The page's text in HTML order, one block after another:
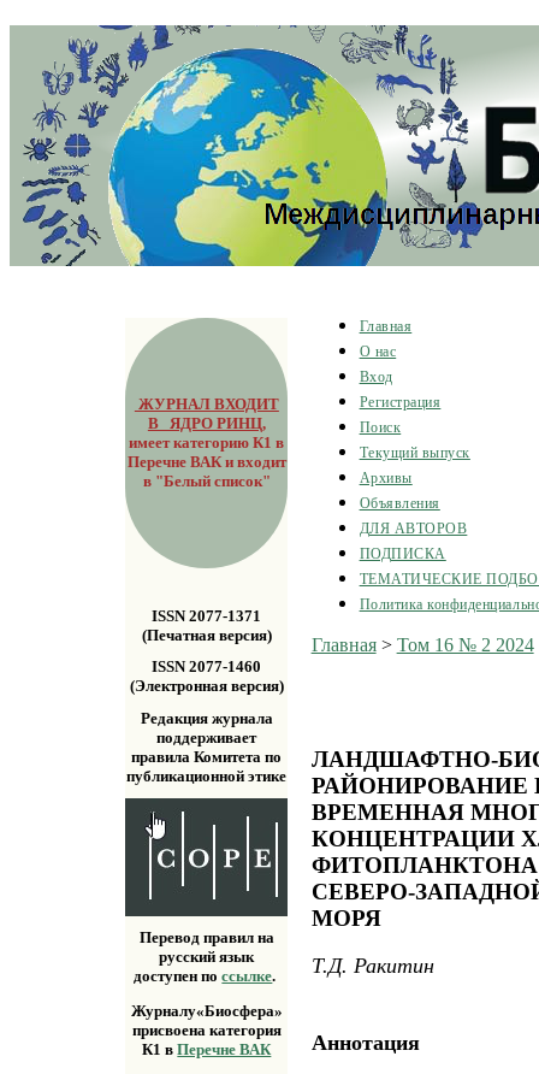
ЖУРНАЛ ВХОДИТ
В ЯДРО РИНЦ,
имеет категорию К1 в
Перечне ВАК и входит
в "Белый список"
ISSN 2077-1371
(Печатная версия)
ISSN 2077-1460
(Электронная версия)
Редакция журнала
поддерживает
правила Комитета по
публикационной этике
Перевод правил на
русский язык
доступен поссылке.
Журналу«Биосфера»
присвоена категория
К1 вПеречне ВАК
Главная
О нас
Вход
Регистрация
Поиск
Текущий выпуск
Архивы
Объявления
ДЛЯ АВТОРОВ
ПОДПИСКА
ТЕМАТИЧЕСКИЕ
Политика
Главная> Том 16 № 2 2024
ЛАНДШАФТНО-
РАЙОНИРОВАНИЕ
ВРЕМЕННАЯ
КОНЦЕНТРАЦИИ
ФИТОПЛАНКТОНА
СЕВЕРО-
МОРЯ
Т.Д. Ракитин
Аннотация